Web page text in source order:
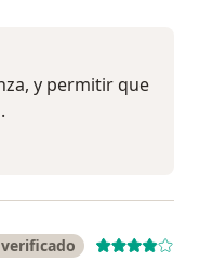
y permitir que